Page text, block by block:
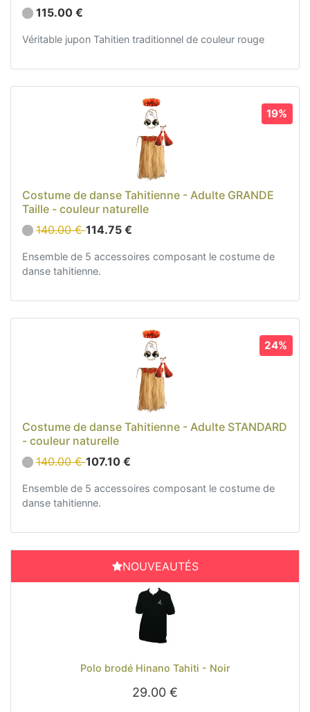
115.00 €
Véritable jupon Tahitien traditionnel de couleur rouge
19%
Costume de danse Tahitienne - Adulte GRANDE
Taille - couleur naturelle
140.00 €114.75 €
Ensemble de 5 accessoires composant le costume de
danse tahitienne.
24%
Costume de danse Tahitienne - Adulte STANDARD
- couleur naturelle
140.00 €107.10 €
Ensemble de 5 accessoires composant le costume de
danse tahitienne.
NOUVEAUTÉS
Polo brodé Hinano Tahiti - Noir
29.00 €
Previous